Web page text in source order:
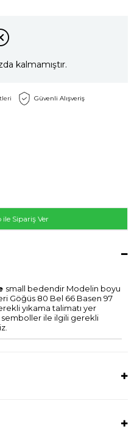
kalmamıştır.
Güvenli Alışveriş
Sipariş Ver
small bedendir Modelin boyu
Göğüs 80 Bel 66 Basen 97
yıkama talimatı yer
semboller ile ilgili gerekli